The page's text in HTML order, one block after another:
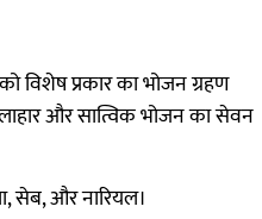
विशेष प्रकार का भोजन ग्रहण
और सात्विक भोजन का सेवन
सेब, और नारियल।